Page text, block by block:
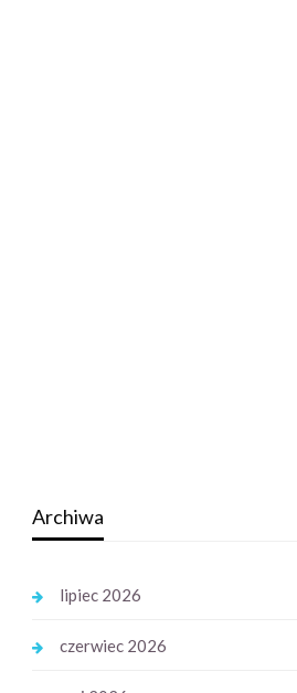
Archiwa
lipiec 2026
czerwiec 2026